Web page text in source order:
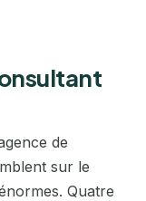
de
sur le
Quatre